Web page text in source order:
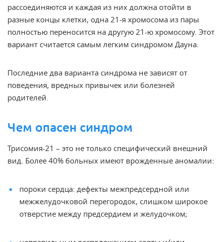
рассоединяются и каждая из них должна отойти в
разные концы клетки, одна 21-я хромосома из пары
полностью переносится на другую 21-ю хромосому. Этот
вариант считается самым легким синдромом Дауна.
Последние два варианта синдрома не зависят от
поведения, вредных привычек или болезней
родителей.
Чем опасен синдром
Трисомия-21 – это не только специфический внешний
вид. Более 40% больных имеют врожденные аномалии:
пороки сердца: дефекты межпредсердной или
межжелудочковой перегородок, слишком широкое
отверстие между предсердием и желудочком;